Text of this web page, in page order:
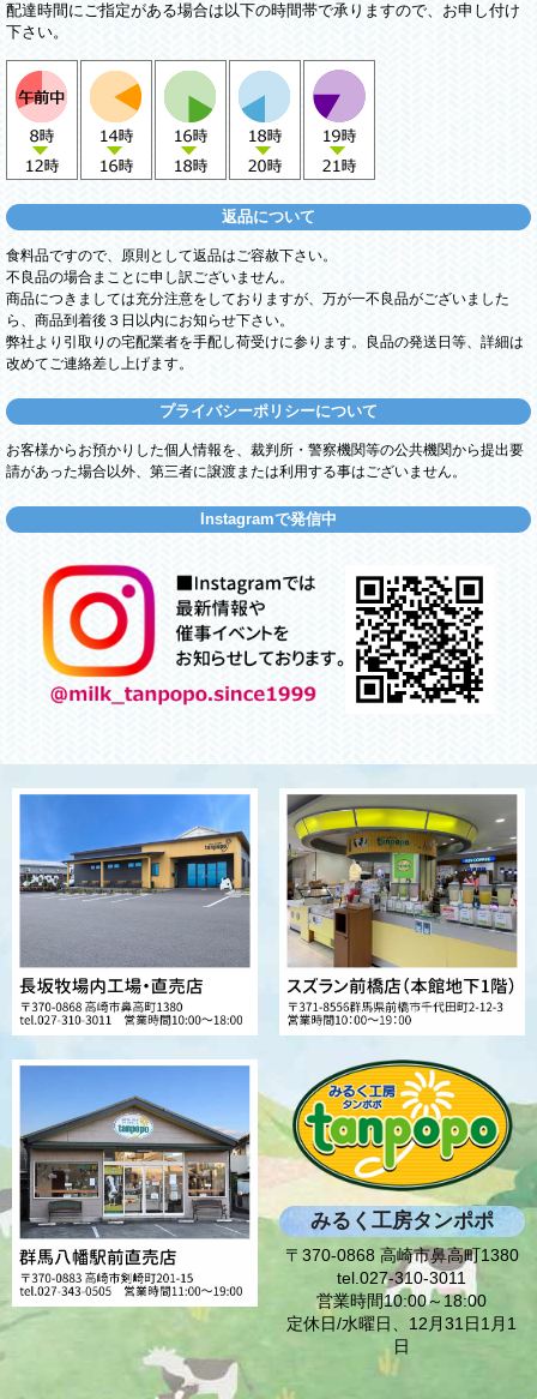
配達時間にご指定がある場合は以下の時間帯で承りますので、お申し付け
下さい。
返品について
食料品ですので、原則として返品はご容赦下さい。
不良品の場合まことに申し訳ございません。
商品につきましては充分注意をしておりますが、万が一不良品がございました
ら、商品到着後３日以内にお知らせ下さい。
弊社より引取りの宅配業者を手配し荷受けに参ります。良品の発送日等、詳細は
改めてご連絡差し上げます。
プライバシーポリシーについて
お客様からお預かりした個人情報を、裁判所・警察機関等の公共機関から提出要
請があった場合以外、第三者に譲渡または利用する事はございません。
Instagramで発信中
みるく工房タンポポ
〒370-0868 高崎市鼻高町1380
tel.027-310-3011
営業時間10:00～18:00
定休日/水曜日、12月31日1月1
日